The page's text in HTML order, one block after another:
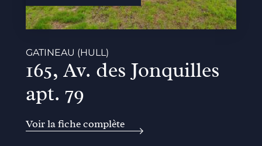
GATINEAU (HULL)
165, Av. des Jonquilles
apt. 79
Voir la fiche complète